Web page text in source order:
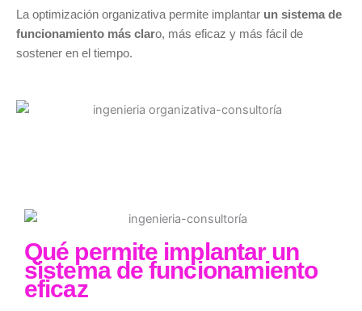
La optimización organizativa permite implantar un sistema de
funcionamiento más claro, más eficaz y más fácil de
sostener en el tiempo.
Qué permite implantar un
sistema de funcionamiento
eficaz